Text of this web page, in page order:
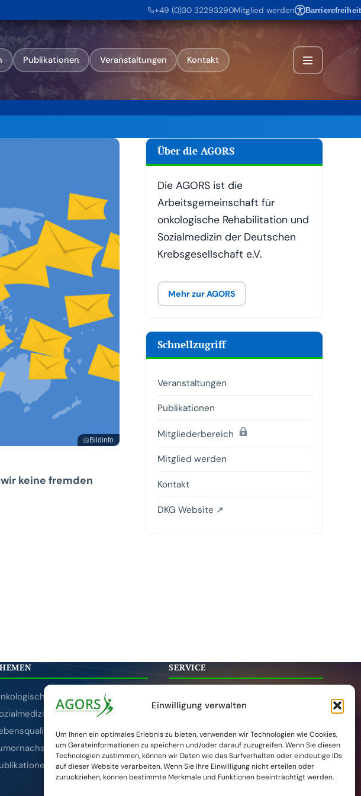
Einwilligung verwalten
Um Ihnen ein optimales Erlebnis zu bieten, verwenden wir Technologien wie Cookies,
um Geräteinformationen zu speichern und/oder darauf zuzugreifen. Wenn Sie diesen
Technologien zustimmen, können wir Daten wie das Surfverhalten oder eindeutige IDs
auf dieser Website verarbeiten. Wenn Sie Ihre Einwilligung nicht erteilen oder
zurückziehen, können bestimmte Merkmale und Funktionen beeinträchtigt werden.
+49 (0)30 32293290Mitglied werden Barrierefreiheit
Publikationen Veranstaltungen Kontakt
Bildinfo
kei­ne frem­den
Über die AGORS
Die AGORS ist die
Arbeitsgemeinschaft für
onkologische Rehabilitation und
Sozialmedizin der Deutschen
Krebsgesellschaft e.V.
Mehr zur AGORS
Schnellzugriff
Veranstaltungen
Publikationen
Mitgliederbereich (passwortgeschützt)
Mitglied werden
Kontakt
DKG Website ↗
Rehabilitation
SERVICE
Aktuelles
Kontakt
DKG-Website
Newsletter